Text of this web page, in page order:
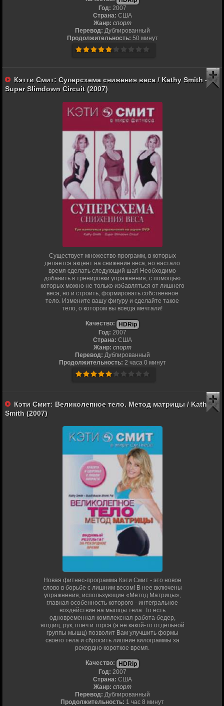
Год: 2007
Страна: США
Жанр: спорт
Перевод: Дублированный
Продолжительность: 50 минут
Кэтти Смит: Суперсхема снижения веса / Kathy Smith -
Super Slimdown Circuit (2007)
Существует множество программ, в которых
делается акцент на снижение веса, но настало
время сделать следующий шаг! Необходимо
добавить в тренировки упражнения, с помощью
которых можно не только избавляться от лишнего
веса, но и строить, формировать собственное
тело. Измените вашу фигуру и сделайте такое
тело, о котором вы всегда мечтали!
Качество:
HDRip
Год: 2007
Страна: США
Жанр: спорт
Перевод: Дублированный
Продолжительность: 2 часа 0 минут
Кэти Смит: Великолепное тело. Метод матрицы / Kathy
Smith (2007)
Новая фитнес-программа Кэти Смит - это новое
слово в борьбе с лишним весом! В нее включены
упражнения, использующие «Метод Матрицы»,
главная особенность которого - интегральное
воздействие на мышцы тела. То есть
одновременная комплексная работа бедер,
ягодиц, рук, плеч и торса (а не какой-то отдельной
группы мышц) позволит Вам улучшить формы
своего тела и сбросить лишние килограммы за
рекордно короткое время.
Качество:
HDRip
Год: 2007
Страна: США
Жанр: спорт
Перевод: Дублированный
Продолжительность: 1 час 8 минут